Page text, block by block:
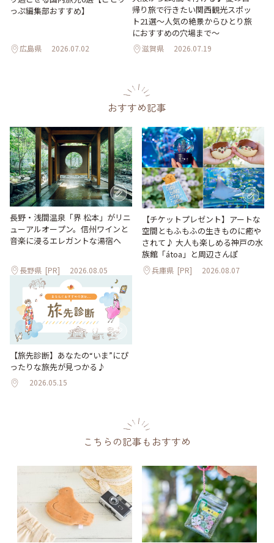
っぷ編集部おすすめ】
広島県 2026.07.02
帰り旅で行きたい関西観光スポッ
ト21選～人気の絶景からひとり旅
におすすめの穴場まで～
滋賀県 2026.07.19
おすすめ記事
長野・浅間温泉「界 松本」がリニ
ューアルオープン。信州ワインと
音楽に浸るエレガントな湯宿へ
長野県 [PR] 2026.08.05
【チケットプレゼント】アートな
空間ともふもふの生きものに癒や
されて♪ 大人も楽しめる神戸の水
族館「átoa」と周辺さんぽ
兵庫県 [PR] 2026.08.07
【旅先診断】あなたの“いま”にぴ
ったりな旅先が見つかる♪
2026.05.15
こちらの記事もおすすめ